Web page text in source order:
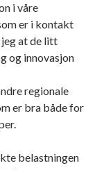
i våre
er i kontakt
jeg at de litt
og innovasjon
regionale
er bra både for
belastningen